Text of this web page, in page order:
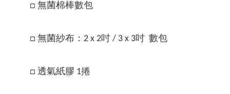
□ 無菌棉棒數包
□ 無菌紗布：2 x 2吋 / 3 x 3吋 數包
□ 透氣紙膠 1捲